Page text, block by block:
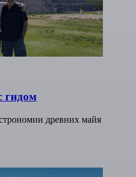
гидом
древних майя